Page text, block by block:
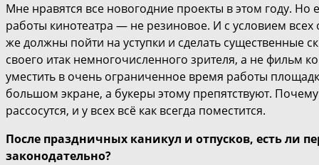
Мне нравятся все новогодние проекты в этом году.
работы кинотеатра — не резиновое. И с условием
же должны пойти на уступки и сделать существенные
своего итак немногочисленного зрителя, а не фильм
уместить в очень ограниченное время работы
большом экране, а букеры этому препятствуют.
рассосутся, и у всех всё как всегда поместится.
После праздничных каникул и отпусков, есть ли
законодательно?